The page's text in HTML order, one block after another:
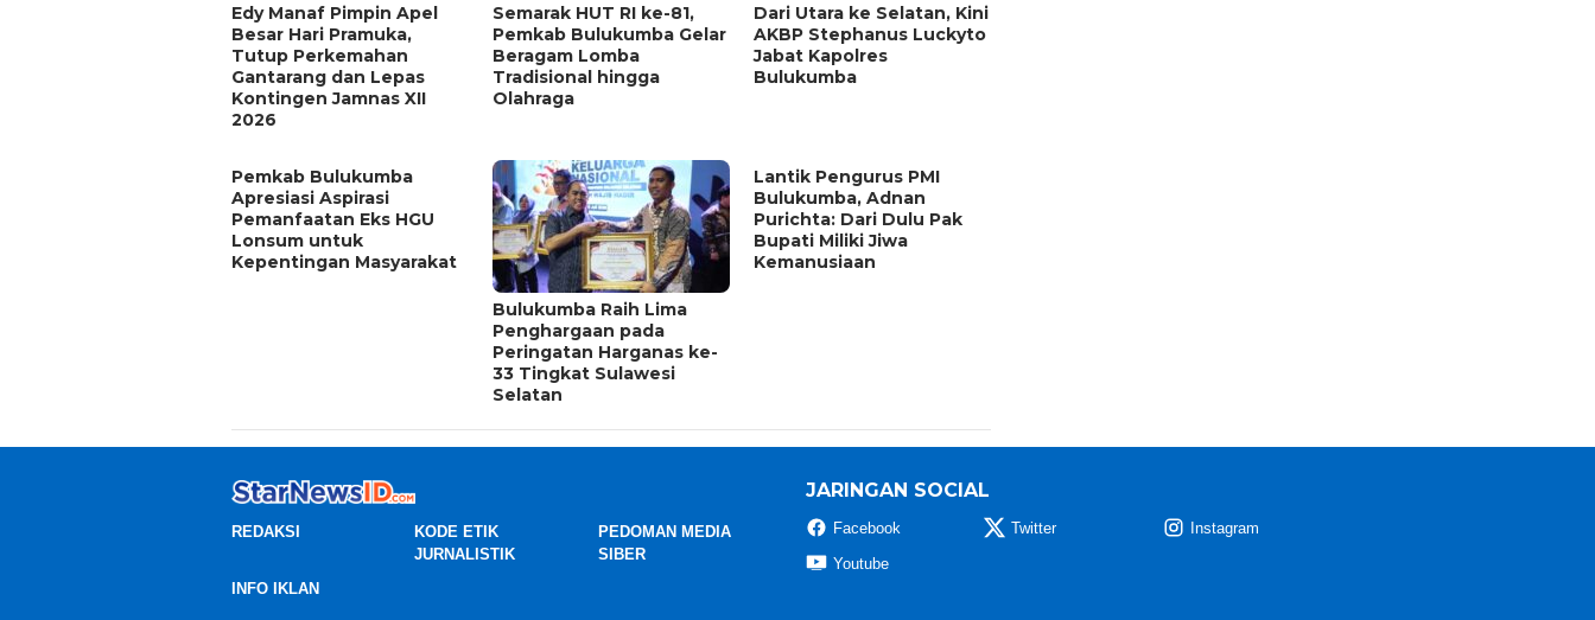
Edy Manaf Pimpin Apel
Besar Hari Pramuka,
Tutup Perkemahan
Gantarang dan Lepas
Kontingen Jamnas XII
2026
Semarak HUT RI ke-81,
Pemkab Bulukumba Gelar
Beragam Lomba
Tradisional hingga
Olahraga
Dari Utara ke Selatan, Kini
AKBP Stephanus Luckyto
Jabat Kapolres
Bulukumba
Pemkab Bulukumba
Apresiasi Aspirasi
Pemanfaatan Eks HGU
Lonsum untuk
Kepentingan Masyarakat
Bulukumba Raih Lima
Penghargaan pada
Peringatan Harganas ke-
33 Tingkat Sulawesi
Selatan
Lantik Pengurus PMI
Bulukumba, Adnan
Purichta: Dari Dulu Pak
Bupati Miliki Jiwa
Kemanusiaan
REDAKSI
KODE ETIK
JURNALISTIK
PEDOMAN MEDIA
SIBER
INFO IKLAN
JARINGAN SOCIAL
Facebook Twitter
Instagram
Youtube